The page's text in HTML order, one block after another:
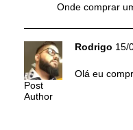
Onde comprar
Post
Author
Rodrigo 15/
Olá eu